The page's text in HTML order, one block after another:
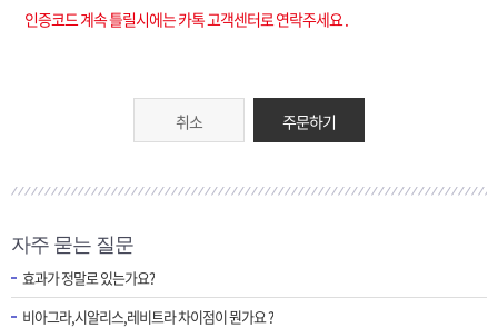
인증코드 계속 틀릴시에는 카톡 고객센터로 연락주세요 .
취소 주문하기
자주 묻는 질문
효과가 정말로 있는가요?
비아그라,시알리스,레비트라 차이점이 뭔가요 ?